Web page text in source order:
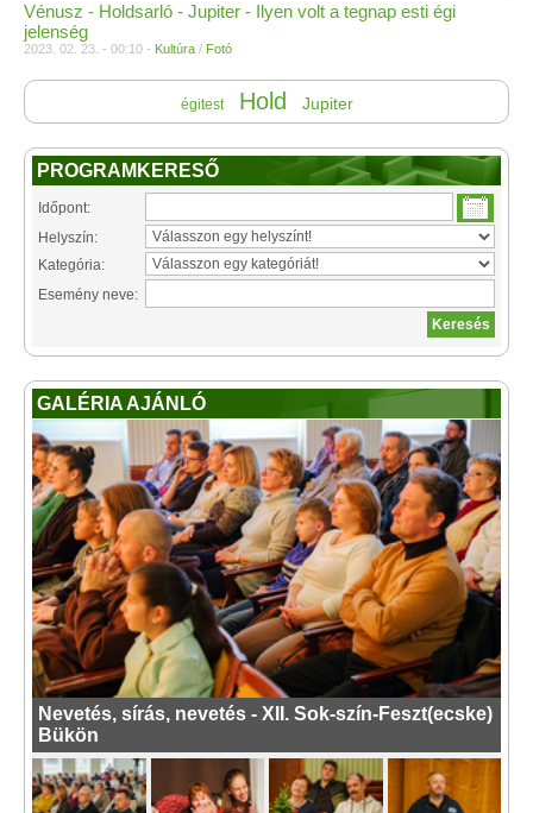
Vénusz - Holdsarló - Jupiter - Ilyen volt a tegnap esti égi
jelenség
2023. 02. 23. - 00:10 - Kultúra / Fotó
égitest Hold Jupiter
PROGRAMKERESŐ
Időpont:
Helyszín:
Kategória:
Esemény neve:
GALÉRIA AJÁNLÓ
Nevetés, sírás, nevetés - XII. Sok-szín-Feszt(ecske)
Bükön